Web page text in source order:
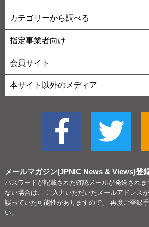
カテゴリーから調べる
指定事業者向け
会員サイト
本サイト以外のメディア
メールマガジン(JPNIC News & Views)登
パスワードが記載された確認メールが発送され
ない場合は、 ご入力いただいたメールアドレスが
誤っていた可能性がありますので、 再度ご登録
い。